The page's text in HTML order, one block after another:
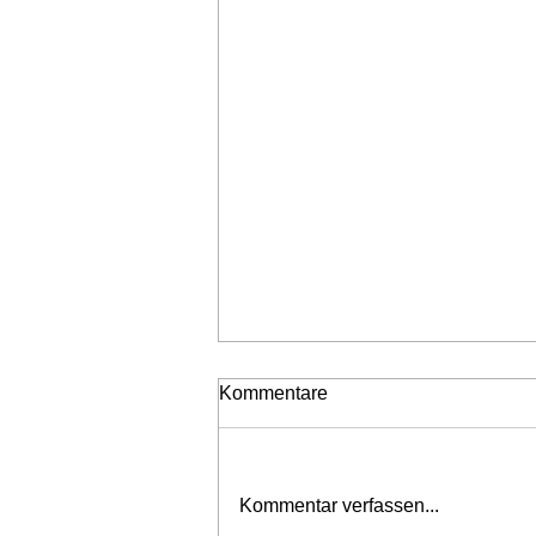
Neubestellungen
Kommentare
Kommentar verfassen...